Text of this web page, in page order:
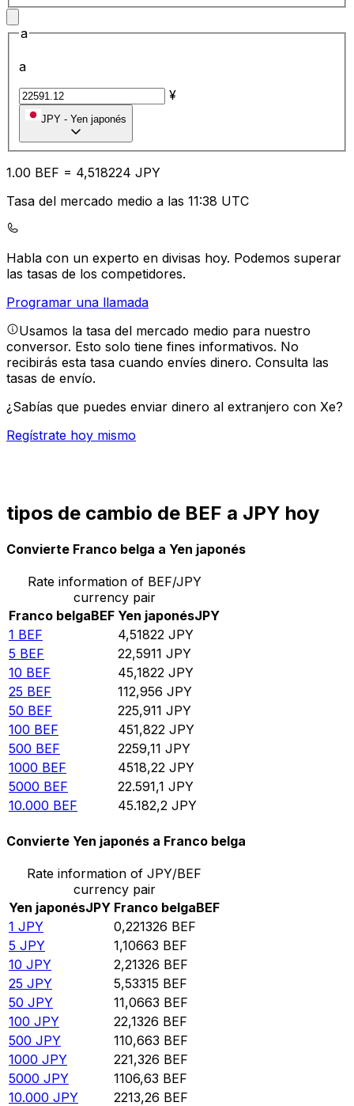
a
a
¥
JPY - Yen japonés
1.00 BEF = 4,518224 JPY
Tasa del mercado medio a las 11:38 UTC
Habla con un experto en divisas hoy. Podemos superar
las tasas de los competidores.
Programar una llamada
Usamos la tasa del mercado medio para nuestro
conversor. Esto solo tiene fines informativos. No
recibirás esta tasa cuando envíes dinero. Consulta las
tasas de envío.
¿Sabías que puedes enviar dinero al extranjero con Xe?
Regístrate hoy mismo
tipos de cambio de BEF a JPY hoy
Convierte Franco belga a Yen japonés
Rate information of BEF/JPY
currency pair
Franco belgaBEF Yen japonésJPY
1 BEF 4,51822 JPY
5 BEF 22,5911 JPY
10 BEF 45,1822 JPY
25 BEF 112,956 JPY
50 BEF 225,911 JPY
100 BEF 451,822 JPY
500 BEF 2259,11 JPY
1000 BEF 4518,22 JPY
5000 BEF 22.591,1 JPY
10.000 BEF 45.182,2 JPY
Convierte Yen japonés a Franco belga
Rate information of JPY/BEF
currency pair
Yen japonésJPY Franco belgaBEF
1 JPY 0,221326 BEF
5 JPY 1,10663 BEF
10 JPY 2,21326 BEF
25 JPY 5,53315 BEF
50 JPY 11,0663 BEF
100 JPY 22,1326 BEF
500 JPY 110,663 BEF
1000 JPY 221,326 BEF
5000 JPY 1106,63 BEF
10.000 JPY 2213,26 BEF